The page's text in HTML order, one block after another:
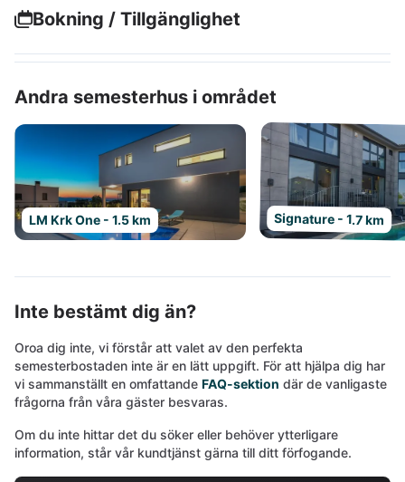
Bokning / Tillgänglighet
Andra semesterhus i området
LM Krk One - 1.5 km Signature - 1.7 km
Inte bestämt dig än?
Oroa dig inte, vi förstår att valet av den perfekta
semesterbostaden inte är en lätt uppgift. För att hjälpa dig har
vi sammanställt en omfattande FAQ-sektion där de vanligaste
frågorna från våra gäster besvaras.
Om du inte hittar det du söker eller behöver ytterligare
information, står vår kundtjänst gärna till ditt förfogande.